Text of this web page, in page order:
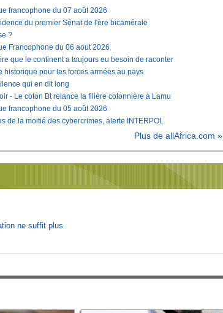
francophone du 07 août 2026
du premier Sénat de l'ère bicamérale
?
Francophone du 06 aout 2026
que le continent a toujours eu besoin de raconter
historique pour les forces armées au pays
qui en dit long
- Le coton Bt relance la filière cotonnière à Lamu
francophone du 05 août 2026
de la moitié des cybercrimes, alerte INTERPOL
Plus de allAfrica.com »
ne suffit plus